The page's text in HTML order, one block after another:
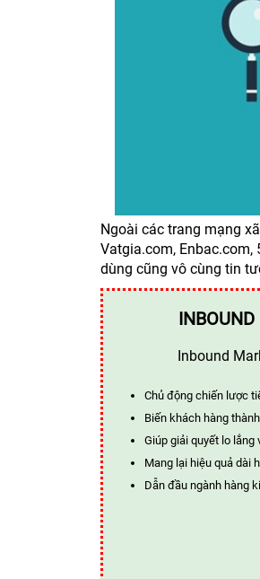
Ngoài các trang mạng
Vatgia.com,
dùng cũng vô cùng tin
Inbound
Chủ động chiến lược
Biến khách hàng
Giúp giải quyết lo lắng
Mang lại hiệu quả dài
Dẫn đầu ngành hàng